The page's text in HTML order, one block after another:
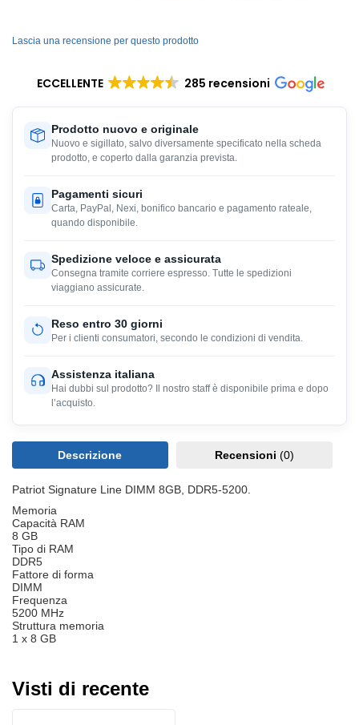
Lascia una recensione per questo prodotto
ECCELLENTE 285 recensioni
Prodotto nuovo e originale
Nuovo e sigillato, salvo diversamente specificato nella scheda
prodotto, e coperto dalla garanzia prevista.
Pagamenti sicuri
Carta, PayPal, Nexi, bonifico bancario e pagamento rateale,
quando disponibile.
Spedizione veloce e assicurata
Consegna tramite corriere espresso. Tutte le spedizioni
viaggiano assicurate.
Reso entro 30 giorni
Per i clienti consumatori, secondo le condizioni di vendita.
Assistenza italiana
Hai dubbi sul prodotto? Il nostro staff è disponibile prima e dopo
l’acquisto.
Descrizione Recensioni (0)
Patriot Signature Line DIMM 8GB, DDR5-5200.
Memoria
Capacità RAM
8 GB
Tipo di RAM
DDR5
Fattore di forma
DIMM
Frequenza
5200 MHz
Struttura memoria
1 x 8 GB
Visti di recente